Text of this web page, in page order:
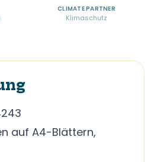
CLIMATE PARTNER
Klimaschutz
auf A4-Blättern,